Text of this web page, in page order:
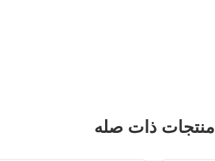
منتجات ذات صله